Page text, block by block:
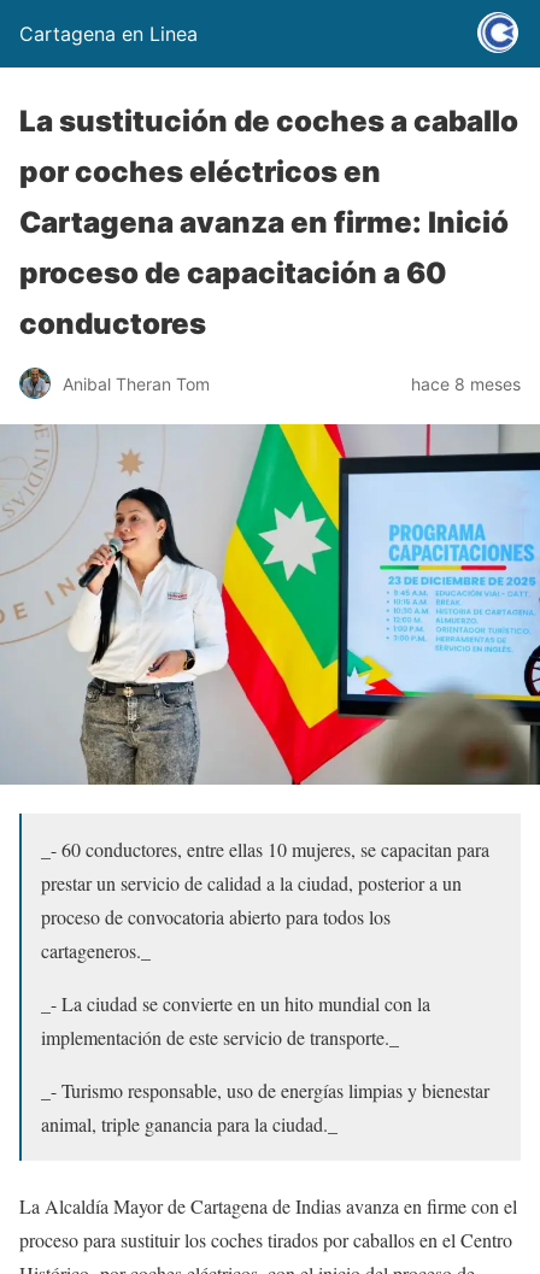
Cartagena en Linea
La sustitución de coches a caballo
por coches eléctricos en
Cartagena avanza en firme: Inició
proceso de capacitación a 60
conductores
Anibal Theran Tom hace 8 meses
_- 60 conductores, entre ellas 10 mujeres, se capacitan para
prestar un servicio de calidad a la ciudad, posterior a un
proceso de convocatoria abierto para todos los
cartageneros._
_- La ciudad se convierte en un hito mundial con la
implementación de este servicio de transporte._
_- Turismo responsable, uso de energías limpias y bienestar
animal, triple ganancia para la ciudad._
La Alcaldía Mayor de Cartagena de Indias avanza en firme con el
proceso para sustituir los coches tirados por caballos en el Centro